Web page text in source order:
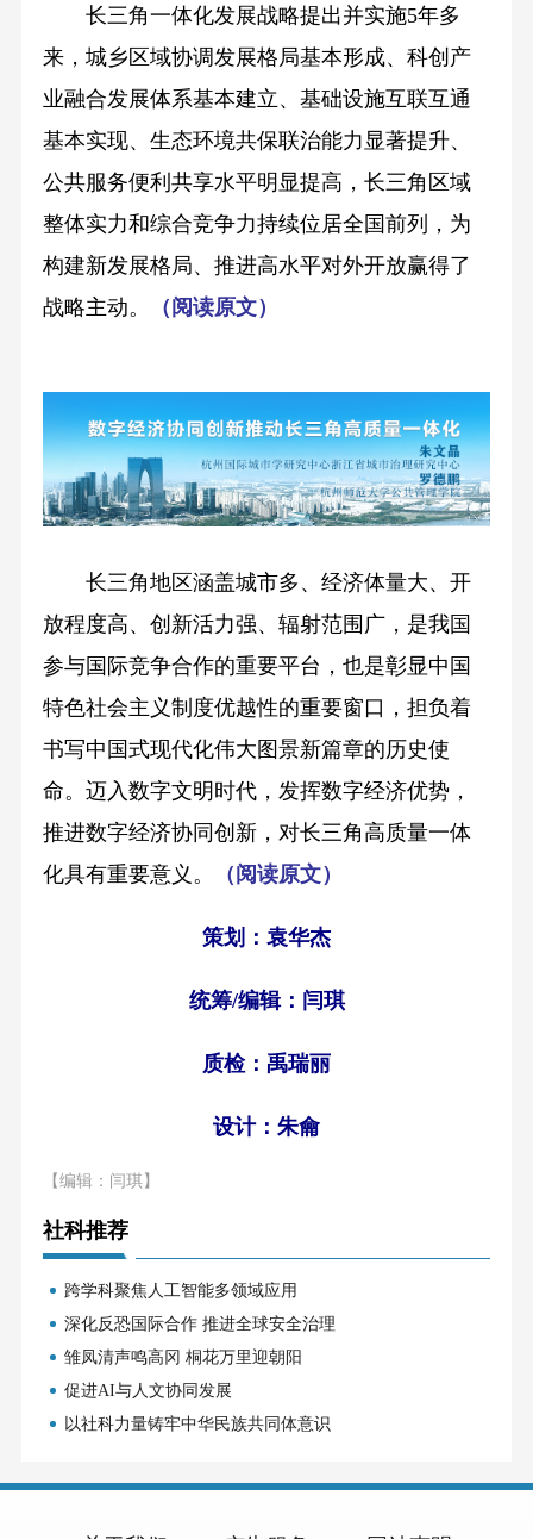
长三角一体化发展战略提出并实施5年多
来，城乡区域协调发展格局基本形成、科创产
业融合发展体系基本建立、基础设施互联互通
基本实现、生态环境共保联治能力显著提升、
公共服务便利共享水平明显提高，长三角区域
整体实力和综合竞争力持续位居全国前列，为
构建新发展格局、推进高水平对外开放赢得了
战略主动。
（ 阅读原文）
长三角地区涵盖城市多、经济体量大、开
放程度高、创新活力强、辐射范围广，是我国
参与国际竞争合作的重要平台，也是彰显中国
特色社会主义制度优越性的重要窗口，担负着
书写中国式现代化伟大图景新篇章的历史使
命。迈入数字文明时代，发挥数字经济优势，
推进数字经济协同创新，对长三角高质量一体
化具有重要意义。
（阅读原文）
策划：袁华杰
统筹/编辑：闫琪
质检：禹瑞丽
设计：朱龠
【编辑：闫琪】
社科推荐
跨学科聚焦人工智能多领域应用
深化反恐国际合作 推进全球安全治理
雏凤清声鸣高冈 桐花万里迎朝阳
促进AI与人文协同发展
以社科力量铸牢中华民族共同体意识